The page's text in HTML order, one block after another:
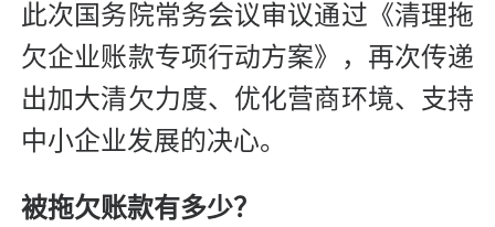
此次国务院常务会议审议通过《清理拖
欠企业账款专项行动方案》，再次传递
出加大清欠力度、优化营商环境、支持
中小企业发展的决心。
被拖欠账款有多少？